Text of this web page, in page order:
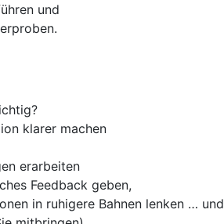
und
klarer machen
erarbeiten
Feedback geben,
in ruhigere Bahnen lenken … und